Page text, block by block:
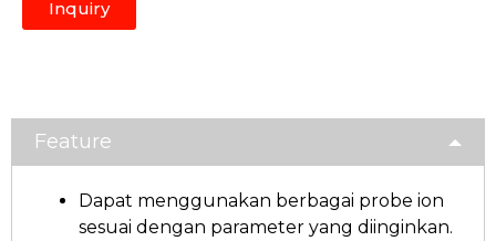
Inquiry
Feature
Dapat menggunakan berbagai probe ion
sesuai dengan parameter yang diinginkan.